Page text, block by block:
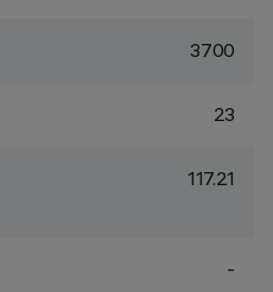
3700
23
117.21
-